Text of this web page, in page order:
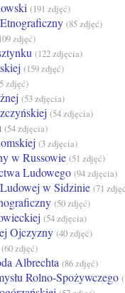
(191 zdjęć)
(85 zdjęć)
zdjęć)
(122 zdjęcia)
(159 zdjęć)
zdjęć)
(53 zdjęcia)
(54 zdjęcia)
(54 zdjęcia)
(3 zdjęcia)
w Russowie (51 zdjęć)
Ludowego (94 zdjęcia)
w Sidzinie (71
(50 zdjęć)
(54 zdjęcia)
Ojczyzny (40 zdjęć)
(60 zdjęć)
Albrechta (86 zdjęć)
Rolno-Spożywczego